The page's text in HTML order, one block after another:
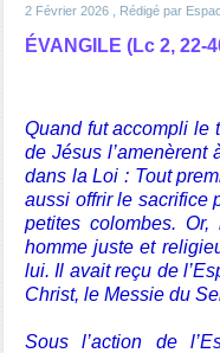
2 Février 2026 , Rédigé par
ÉVANGILE (Lc 2, 22-
Quand fut accompli le
de Jésus l’amenèrent
dans la Loi : Tout
aussi offrir le sacrifice
petites colombes.
homme juste et
lui. Il avait reçu de
Christ, le Messie du
Sous l’action de